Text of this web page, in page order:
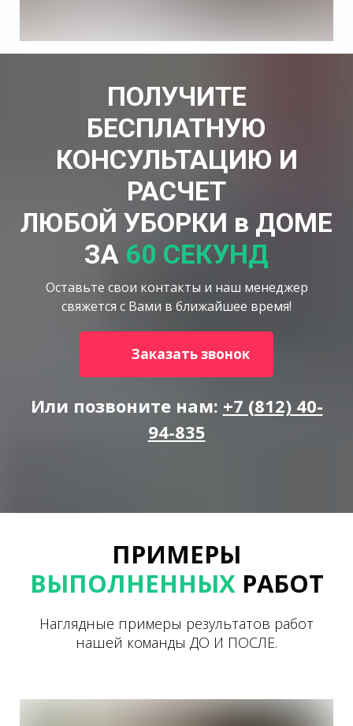
ПОЛУЧИТЕ
БЕСПЛАТНУЮ
КОНСУЛЬТАЦИЮ И
РАСЧЕТ
ЛЮБОЙ УБОРКИ в ДОМЕ
ЗА 60 СЕКУНД
Оставьте свои контакты и наш менеджер
свяжется с Вами в ближайшее время!
Заказать звонок
Или позвоните нам: +7 (812) 40-
94-835
ПРИМЕРЫ
ВЫПОЛНЕННЫХ РАБОТ
Наглядные примеры результатов работ
нашей команды ДО И ПОСЛЕ.